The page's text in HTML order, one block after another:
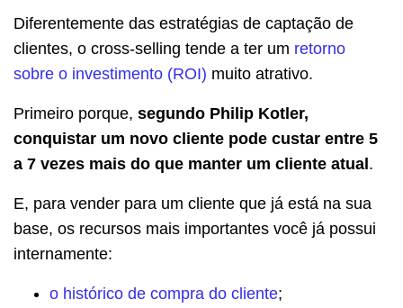
Diferentemente das estratégias de captação de
clientes, o cross-selling tende a ter um retorno
sobre o investimento (ROI) muito atrativo.
Primeiro porque, segundo Philip Kotler,
conquistar um novo cliente pode custar entre 5
a 7 vezes mais do que manter um cliente atual.
E, para vender para um cliente que já está na sua
base, os recursos mais importantes você já possui
internamente:
o histórico de compra do cliente;